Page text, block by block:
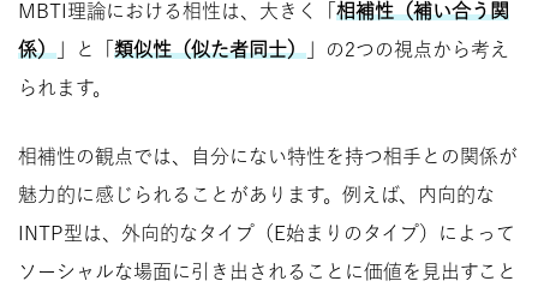
MBTI理論における相性は、大きく「 相補性（補い合う関
係） 」と「 類似性（似た者同士） 」の2つの視点から考え
られます。
相補性の観点では、自分にない特性を持つ相手との関係が
魅力的に感じられることがあります。例えば、内向的な
INTP型は、外向的なタイプ（E始まりのタイプ）によって
ソーシャルな場面に引き出されることに価値を見出すこと